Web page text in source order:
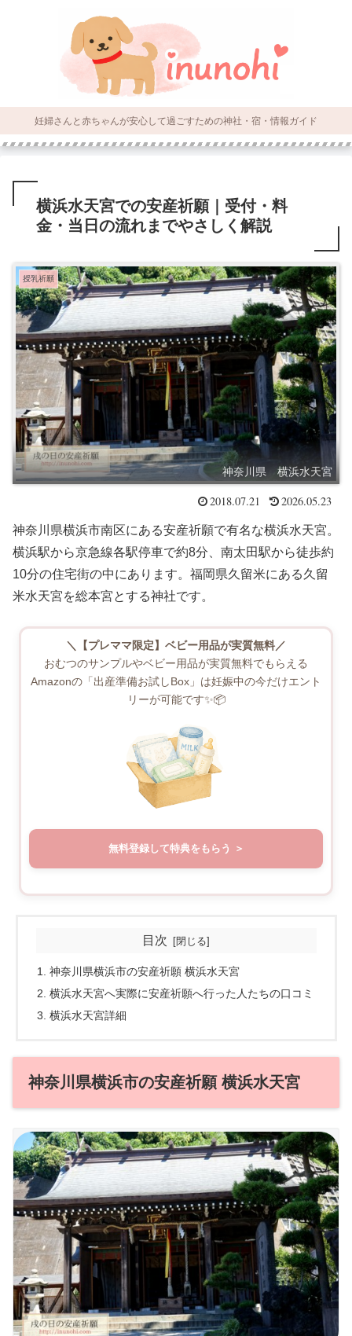
妊婦さんと赤ちゃんが安心して過ごすための神社・宿・情報ガイド
横浜水天宮での安産祈願｜受付・料
金・当日の流れまでやさしく解説
授乳祈願
神奈川県 横浜水天宮
2018.07.21 2026.05.23
神奈川県横浜市南区にある安産祈願で有名な横浜水天宮。
横浜駅から京急線各駅停車で約8分、南太田駅から徒歩約
10分の住宅街の中にあります。福岡県久留米にある久留
米水天宮を総本宮とする神社です。
＼【プレママ限定】ベビー用品が実質無料／
おむつのサンプルやベビー用品が実質無料でもらえる
Amazonの「出産準備お試しBox」は妊娠中の今だけエント
リーが可能です✨📦
無料登録して特典をもらう
目次
神奈川県横浜市の安産祈願 横浜水天宮
横浜水天宮へ実際に安産祈願へ行った人たちの口コミ
横浜水天宮詳細
神奈川県横浜市の安産祈願 横浜水天宮